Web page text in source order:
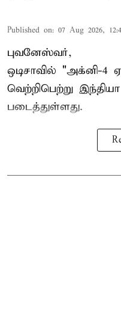
Published on: 07 Aug 2026,
புவனேஸ்வர்,
ஒடிசாவில் "அக்னி-
வெற்றிபெற்று
படைத்துள்ளது.